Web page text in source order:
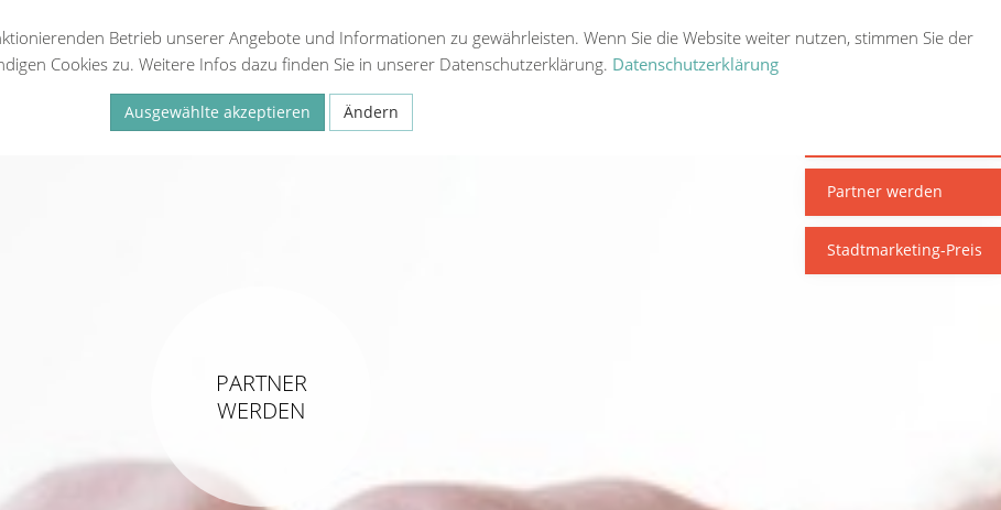
Partner werden
Stadtmarketing-Preis
Login Menü
PARTNER
WERDEN
Betrieb unserer Angebote und Informationen zu gewährleisten. Wenn Sie die Website weiter nutzen, stimmen Sie der
Cookies zu. Weitere Infos dazu finden Sie in unserer Datenschutzerklärung. Datenschutzerklärung
Ausgewählte akzeptieren Ändern